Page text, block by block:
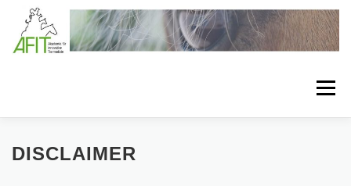
Zum Inhalt springen
Menü
LÖSUNGEN BEHANDLUNGSKONZEPTE
DISCLAIMER